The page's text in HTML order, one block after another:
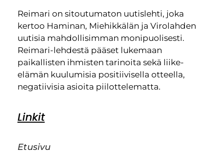
Reimari on sitoutumaton uutislehti, joka
kertoo Haminan, Miehikkälän ja Virolahden
uutisia mahdollisimman monipuolisesti.
Reimari-lehdestä pääset lukemaan
paikallisten ihmisten tarinoita sekä liike-
elämän kuulumisia positiivisella otteella,
negatiivisia asioita piilottelematta.
Linkit
Etusivu